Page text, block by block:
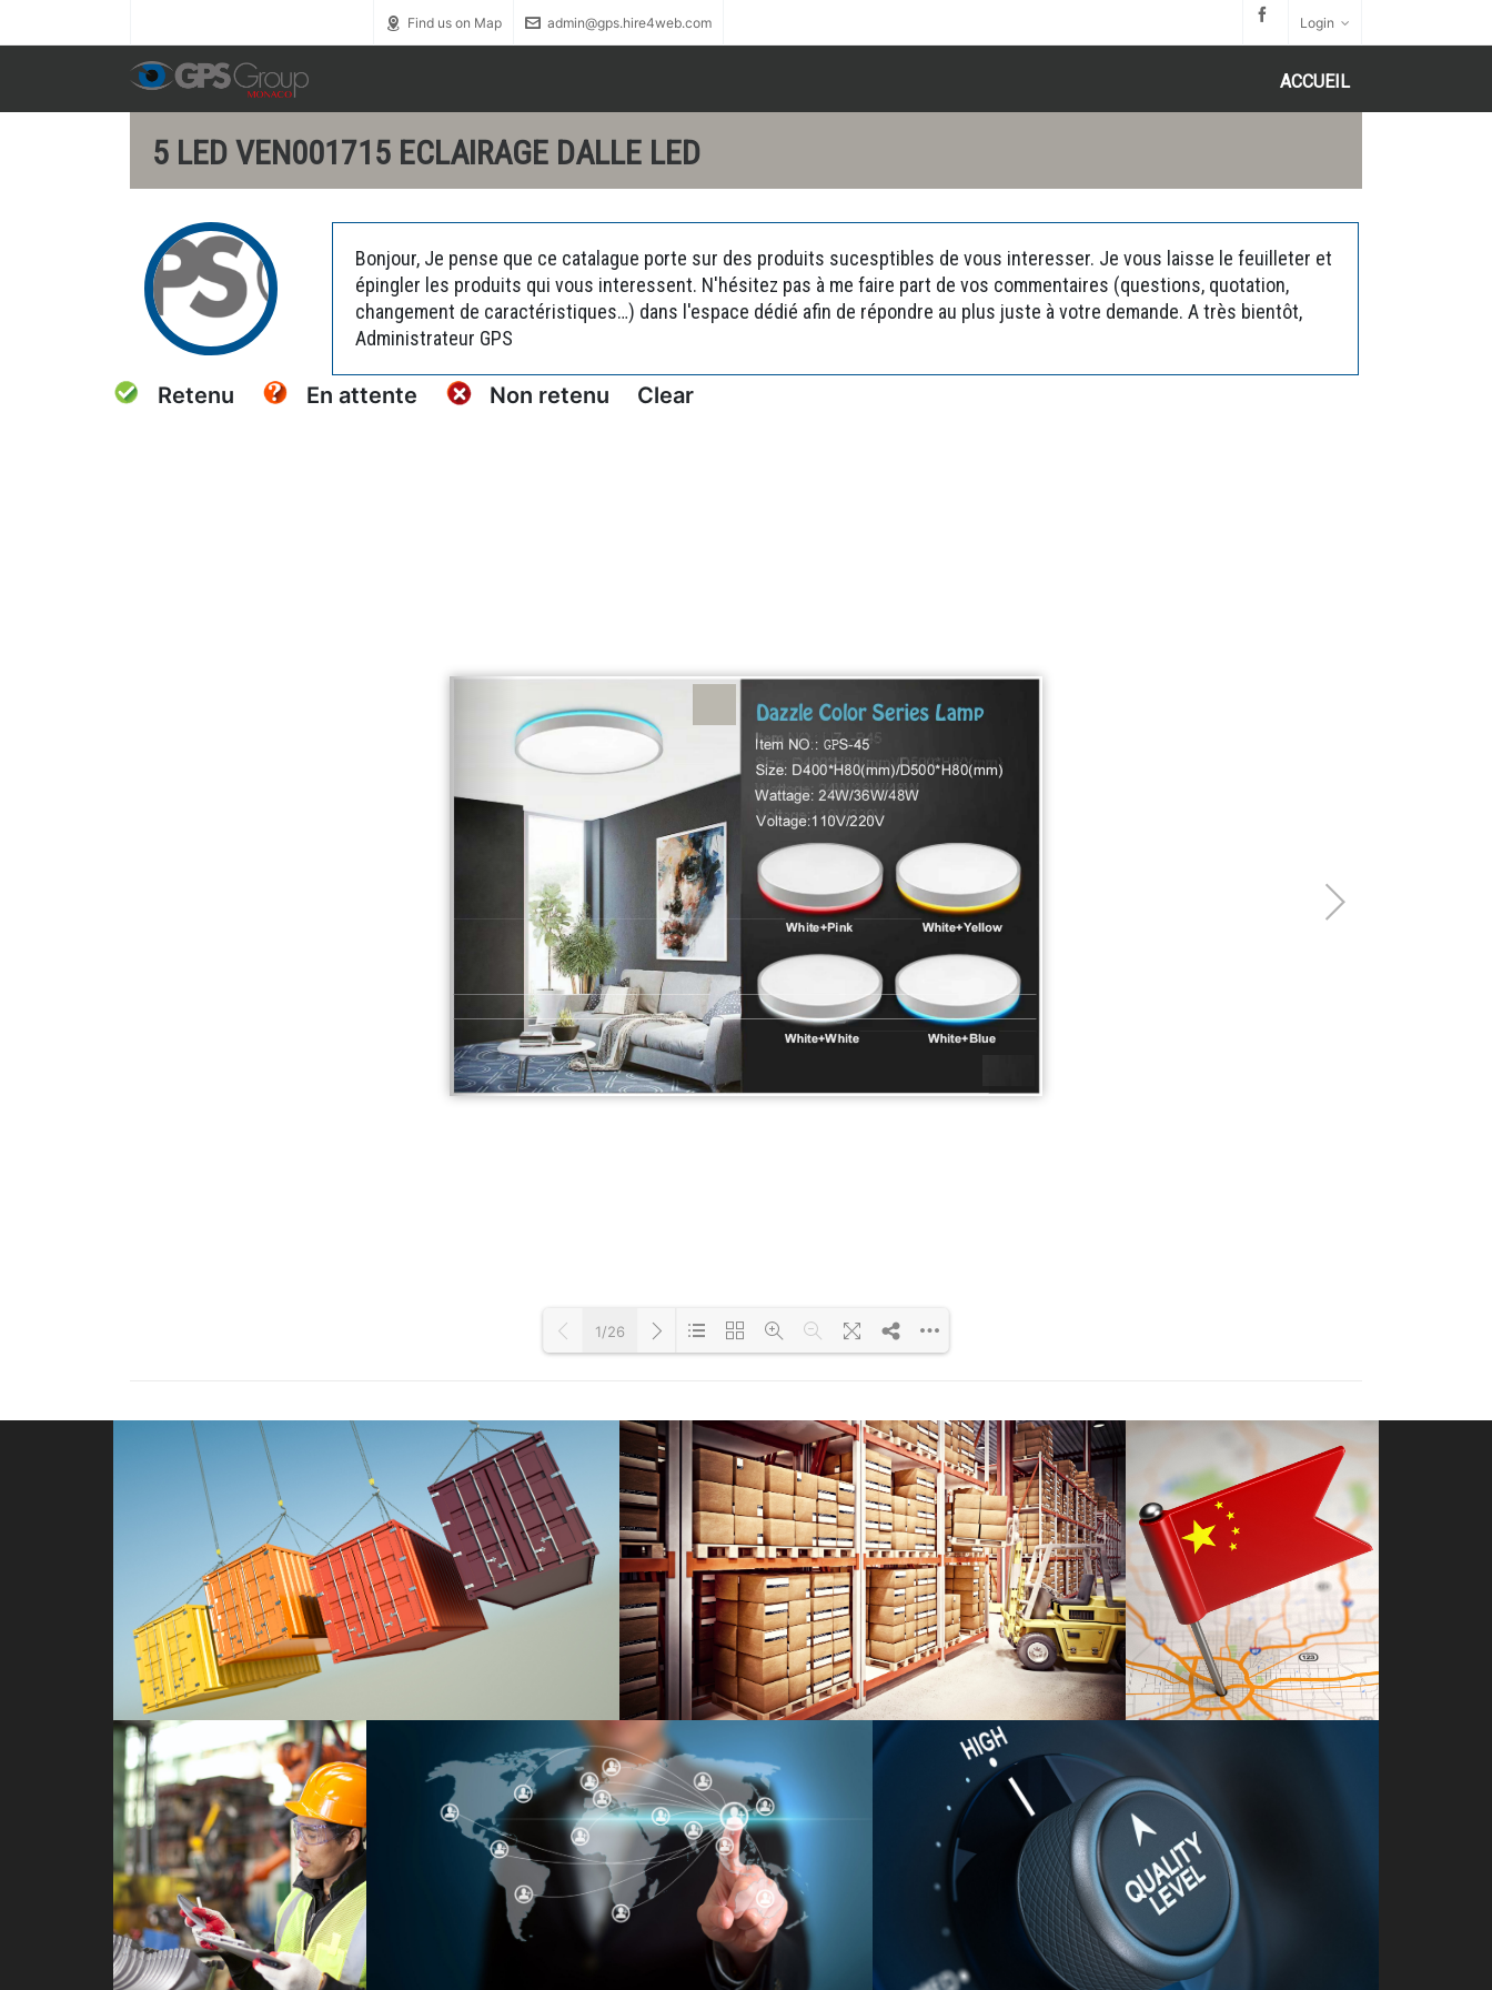
Find us on Map admin@gps.hire4web.com Login
ACCUEIL
5 LED VEN001715 ECLAIRAGE DALLE LED
Retenu En attente Non retenu Clear
Bonjour, Je pense que ce catalague porte sur des produits sucesptibles de vous interesser. Je vous laisse le feuilleter et
épingler les produits qui vous interessent. N'hésitez pas à me faire part de vos commentaires (questions, quotation,
changement de caractéristiques…) dans l'espace dédié afin de répondre au plus juste à votre demande. A très bientôt,
Administrateur GPS
1/26